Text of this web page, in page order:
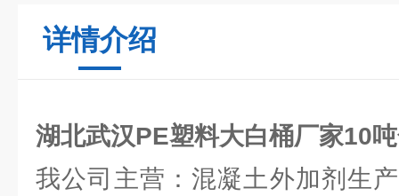
详情介绍
湖北武汉PE塑料大白桶厂家10
我公司主营：混凝土外加剂生